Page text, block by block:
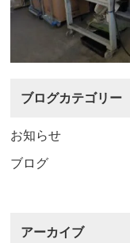
ブログカテゴリー
お知らせ
ブログ
アーカイブ